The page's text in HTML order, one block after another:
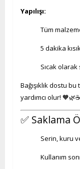
Yapılışı:
Tüm
5 dakika
Sıcak
Bağışıklık dostu
yardımcı olur! 🧡🌿☕️
✅ Saklama
Serin, kuru
Kullanım